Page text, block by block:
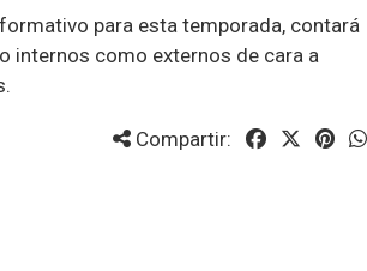
para esta temporada, contará
internos como externos de cara a
Compartir: